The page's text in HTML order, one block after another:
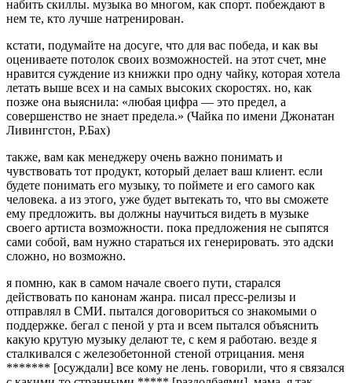
набить скиллы. музыка во многом, как спорт. побеждают в
нем те, кто лучше натренирован.
кстати, подумайте на досуге, что для вас победа, и как вы
оцениваете потолок своих возможностей. на этот счет, мне
нравится суждение из книжки про одну чайку, которая хотела
летать выше всех и на самых высоких скоростях. но, как
позже она выяснила: «любая цифра — это предел, а
совершенство не знает предела.» (Чайка по имени Джонатан
Ливингстон, Р.Бах)
также, вам как менеджеру очень важно понимать и
чувствовать тот продукт, который делает ваш клиент. если
будете понимать его музыку, то поймете и его самого как
человека. а из этого, уже будет вытекать то, что вы сможете
ему предложить. вы должны научиться видеть в музыке
своего артиста возможности. пока предложения не сыпятся
сами собой, вам нужно стараться их генерировать. это адски
сложно, но возможно.
я помню, как в самом начале своего пути, старался
действовать по канонам жанра. писал пресс-релизы и
отправлял в СМИ. пытался договориться со знакомыми о
поддержке. бегал с пеной у рта и всем пытался объяснить
какую крутую музыку делают те, с кем я работаю. везде я
сталкивался с железобетонной стеной отрицания. меня
******* [осуждали] все кому не лень. говорили, что я связался